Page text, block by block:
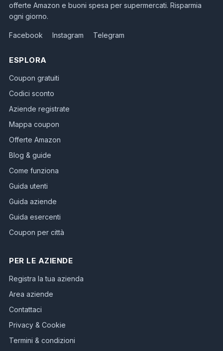
offerte Amazon e buoni spesa per supermercati. Risparmia
ogni giorno.
Facebook Instagram Telegram
ESPLORA
Coupon gratuiti
Codici sconto
Aziende registrate
Mappa coupon
Offerte Amazon
Blog & guide
Come funziona
Guida utenti
Guida aziende
Guida esercenti
Coupon per città
PER LE AZIENDE
Registra la tua azienda
Area aziende
Contattaci
Privacy & Cookie
Termini & condizioni